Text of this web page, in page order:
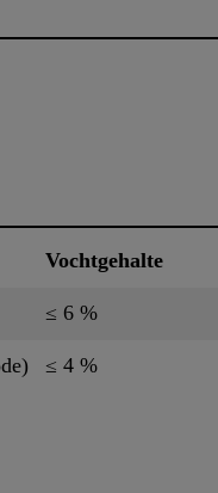
Vochtgehalte
≤ 6 %
≤ 4 %